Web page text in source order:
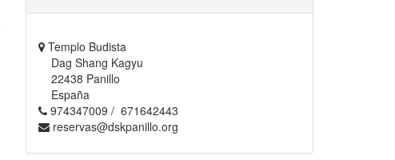
Templo Budista
Dag Shang Kagyu
22438 Panillo
España
974347009 / 671642443
reservas@dskpanillo.org